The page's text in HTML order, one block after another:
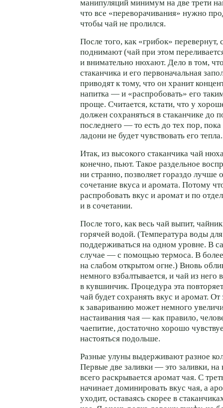
манипуляций минимум на две трети
что все «переворачивания» нужно
чтобы чай не пролился.
После того, как «грибок» перевернут,
поднимают (чай при этом
и внимательно нюхают. Дело в том,
стаканчика и его первоначальная
приводят к тому, что он хранит
напитка — и «распробовать» его
проще. Считается, кстати, что у
должен сохраняться в стаканчике до
последнего — то есть до тех пор,
ладони не будет чувствовать его тепла.
Итак, из высокого стаканчика чай
конечно, пьют. Такое раздельное
ни странно, позволяет гораздо лучше
сочетание вкуса и аромата. Потому
распробовать вкус и аромат и по
и в сочетании.
После того, как весь чай выпит,
горячей водой. (Температура воды
поддерживаться на одном уровне. В
случае — с помощью термоса. В
на слабом открытом огне.) Вновь
немного взбалтывается, и чай из него
в кувшинчик. Процедура эта
чай будет сохранять вкус и аромат. От
к завариванию может немного
настаивания чая — как правило,
чаепитие, достаточно хорошо
настояться подольше.
Разные улуны выдерживают разное
Первые две заливки — это заливки,
всего раскрывается аромат чая. С
начинает доминировать вкус чая, а
уходит, оставаясь скорее в